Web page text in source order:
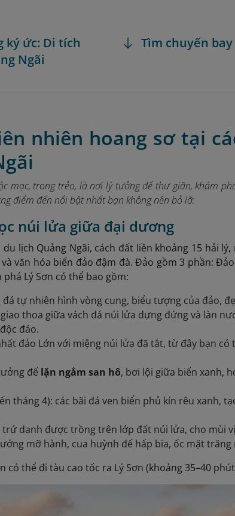
ký ức: Di tích
Ngãi
Tìm chuyến bay
nhiên hoang sơ tại
mạc, trong trẻo, là nơi lý tưởng để thư giãn, khám
điểm đến nổi bật nhất bạn không nên bỏ lỡ:
núi lửa giữa đại dương
lịch Quảng Ngãi, cách đất liền khoảng 15 hải
văn hóa biển đảo đậm đà. Đảo gồm 3 phần: Đảo
Lý Sơn có thể bao gồm:
đá tự nhiên hình vòng cung, biểu tượng của đảo,
thoa giữa vách đá núi lửa dựng đứng và làn
đáo.
đảo Lớn với miệng núi lửa đã tắt, từ đây bạn
để lặn ngắm san hô, bơi lội giữa biển xanh,
tháng 4): các bãi đá ven biển phủ kín rêu xanh,
trứ danh được trồng trên lớp đất núi lửa, cho mùi
mỡ hành, cua huỳnh đế hấp bia, ốc mặt trăng
có thể đi tàu cao tốc ra Lý Sơn (khoảng 35–40